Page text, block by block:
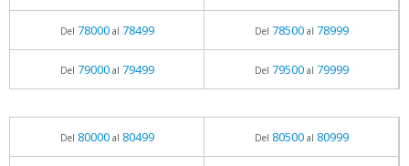
Del 78000al 78499 Del 78500al 78999
Del 79000al 79499 Del 79500al 79999
Del 80000al 80499 Del 80500al 80999